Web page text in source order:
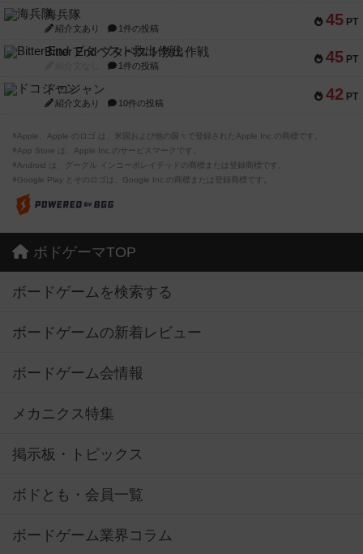
45 PT
海兵隊
紹介文あり 1件の投稿
45 PT
Bitter End ブタペスト救出作戦
1件の投稿
42 PT
ドコジャン
紹介文あり 10件の投稿
※Apple、Apple のロゴ は、米国および他の国々で登録されたApple Inc.の商標です。
※App Store は、Apple Inc.のサービスマークです。
※Android は、グーグル インコーポレイテッドの商標または登録商標です。
※Google Play とそのロゴは、Google Inc.の商標または登録商標です。
ボドゲーマTOP
ボードゲームを検索する
ボードゲームの新着レビュー
ボードゲーム会情報
メカニクス特集
掲示板・トピックス
ボドとも・会員一覧
ボードゲーム業界コラム